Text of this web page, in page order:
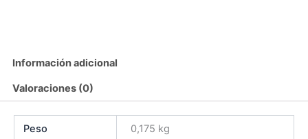
Información adicional
Valoraciones (0)
Peso 0,175 kg